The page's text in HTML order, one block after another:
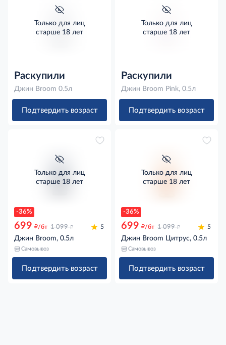
Только для лиц
старше 18 лет
Раскупили
Джин Broom 0.5л
Подтвердить возраст
Только для лиц
старше 18 лет
Раскупили
Джин Broom Pink, 0.5л
Подтвердить возраст
-36%
Только для лиц
старше 18 лет
699 д/бт 1 099 д 5
Джин Broom, 0.5л
Самовывоз
Подтвердить возраст
-36%
Только для лиц
старше 18 лет
699 д/бт 1 099 д 5
Джин Broom Цитрус, 0.5л
Самовывоз
Подтвердить возраст